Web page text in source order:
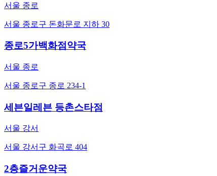
서울 종로
서울 종로구 돈화문로 지하 30
종로5가백화점약국
서울 종로
서울 종로구 종로 234-1
세븐일레븐 등촌스타점
서울 강서
서울 강서구 화곡로 404
2층즐거운약국